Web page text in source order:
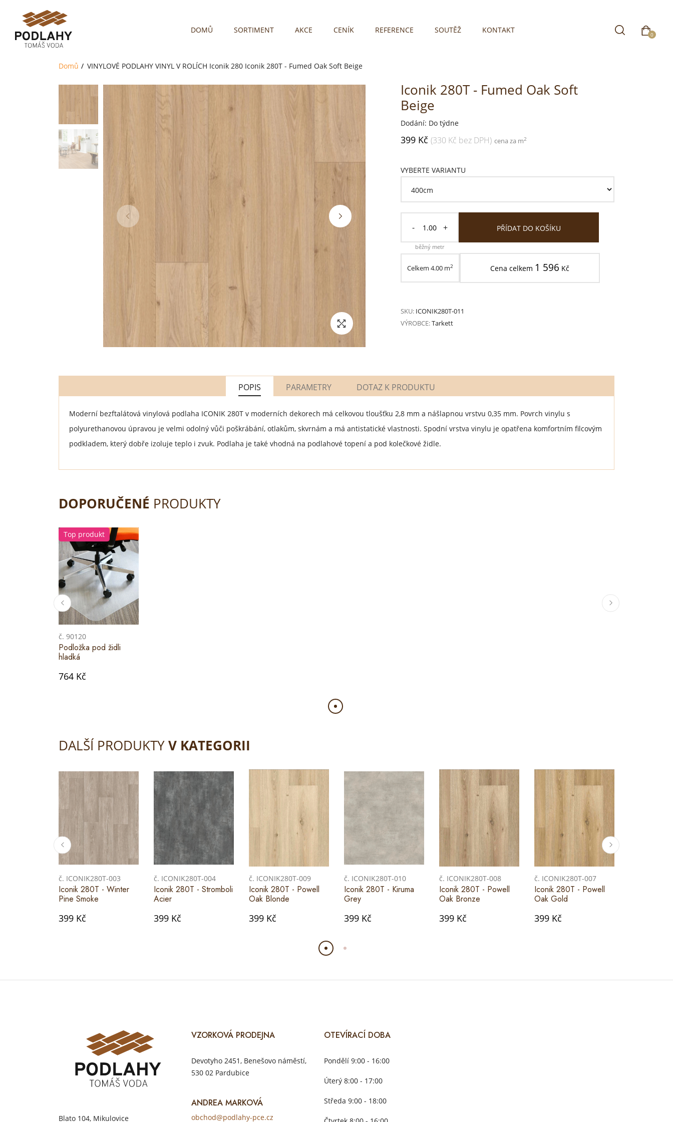
DOMŮ SORTIMENT AKCE CENÍK REFERENCE SOUTĚŽ KONTAKT 0
Domů VINYLOVÉ PODLAHY VINYL V ROLÍCH Iconik 280 Iconik 280T - Fumed Oak Soft Beige
Iconik 280T - Fumed Oak Soft
Beige
Dodání: Do týdne
399 Kč (330 Kč bez DPH) cena za m2
VYBERTE VARIANTU
- +
běžný metr
PŘÍDAT DO KOŠÍKU
Celkem 4.00m2 Cena celkem 1 596 Kč
SKU: ICONIK280T-011
VÝROBCE:Tarkett
POPIS PARAMETRY DOTAZ K PRODUKTU
Moderní bezftalátová vinylová podlaha ICONIK 280T v moderních dekorech má celkovou tloušťku 2,8 mm a nášlapnou vrstvu 0,35 mm. Povrch vinylu s
polyurethanovou úpravou je velmi odolný vůči poškrábání, otlakům, skvrnám a má antistatické vlastnosti. Spodní vrstva vinylu je opatřena komfortním filcovým
podkladem, který dobře izoluje teplo i zvuk. Podlaha je také vhodná na podlahové topení a pod kolečkové židle.
DOPORUČENÉ PRODUKTY
Top produkt
č. 90120
Podložka pod židli
hladká
764 Kč
DALŠÍ PRODUKTYV KATEGORII
č. ICONIK280T-003
Iconik 280T - Winter
Pine Smoke
399 Kč
č. ICONIK280T-004
Iconik 280T - Stromboli
Acier
399 Kč
č. ICONIK280T-009
Iconik 280T - Powell
Oak Blonde
399 Kč
č. ICONIK280T-010
Iconik 280T - Kiruma
Grey
399 Kč
č. ICONIK280T-008
Iconik 280T - Powell
Oak Bronze
399 Kč
č. ICONIK280T-007
Iconik 280T - Powell
Oak Gold
399 Kč
Blato 104, Mikulovice
VZORKOVÁ PRODEJNA
Devotyho 2451, Benešovo náměstí,
530 02 Pardubice
ANDREA MARKOVÁ
obchod@podlahy-pce.cz
OTEVÍRACÍ DOBA
Pondělí 9:00 - 16:00
Úterý 8:00 - 17:00
Středa 9:00 - 18:00